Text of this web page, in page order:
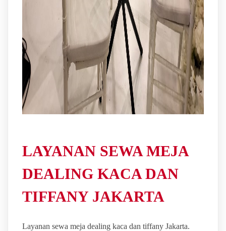
LAYANAN SEWA MEJA
DEALING KACA DAN
TIFFANY JAKARTA
Layanan sewa meja dealing kaca dan tiffany Jakarta.